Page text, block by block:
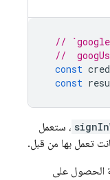
//
//
const
const
، ستعمل
تعمل بها من قبل.
الحصول على